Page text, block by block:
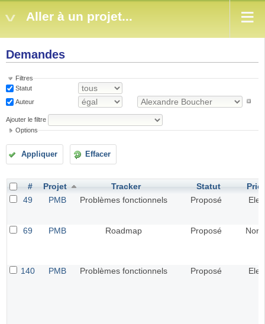
Aller à un projet...
Demandes
Filtres
Statut
Auteur
Ajouter le filtre
Options
Appliquer Effacer
# Projet Tracker Statut
49
PMB Problèmes fonctionnels Proposé
69 PMB Roadmap Proposé
140 PMB Problèmes fonctionnels Proposé